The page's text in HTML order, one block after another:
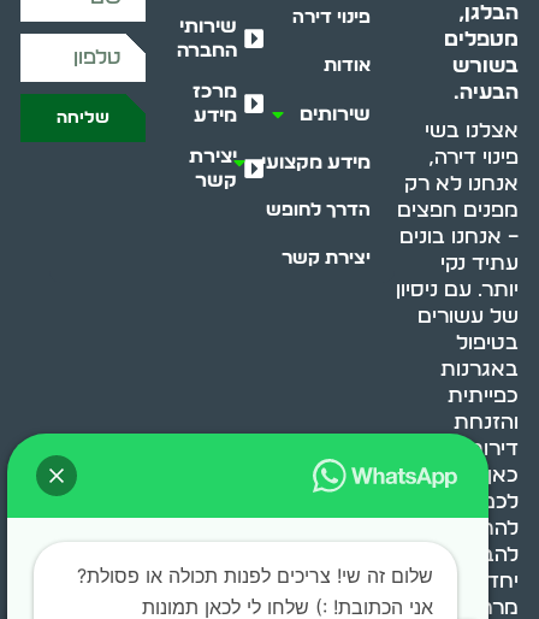
הבלגן,
מטפלים
בשורש
הבעיה.
אצלנו בשי
פינוי דירה,
אנחנו לא רק
מפנים חפצים
– אנחנו בונים
עתיד נקי
יותר. עם ניסיון
של עשורים
בטיפול
באגרנות
כפייתית
והזנחת
דירות, אנחנו
כאן כדי לעזור
לכם
להתמודד,
להבין ולשנות.
יחד, ניצור
מרחב
פינוי דירה
אודות
שירותים
מידע מקצועי
הדרך לחופש
יצירת קשר
שירותי
החברה
מרכז
מידע
יצירת
קשר
שליחה
שלום זה שי! צריכים לפנות תכולה או פסולת?
אני הכתובת! :) שלחו לי לכאן תמונות